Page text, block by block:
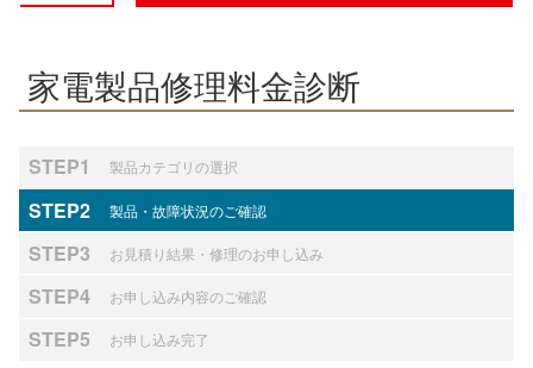
家電製品修理料金診断
STEP1 製品カテゴリの選択
STEP2 製品・故障状況のご確認
STEP3 お見積り結果・修理のお申し込み
STEP4 お申し込み内容のご確認
STEP5 お申し込み完了